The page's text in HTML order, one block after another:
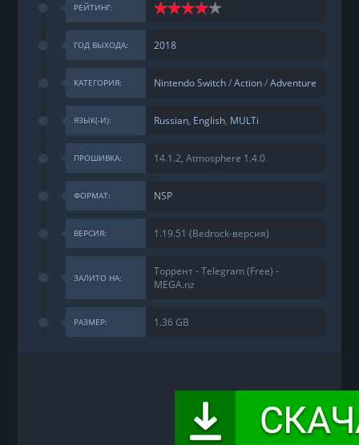
РЕЙТИНГ:
ГОД ВЫХОДА: 2018
КАТЕГОРИЯ: Nintendo Switch/Action/Adventure
ЯЗЫК(-И): Russian, English, MULTi
ПРОШИВКА: 14.1.2, Atmosphere 1.4.0
ФОРМАТ: NSP
ВЕРСИЯ: 1.19.51 (Bedrock-версия)
ЗАЛИТО НА:
Торрент - Telegram (Free) -
MEGA.nz
РАЗМЕР: 1.36 GB